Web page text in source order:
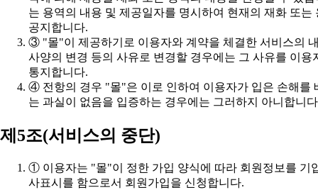
공지합니다.
통지합니다.
는 과실이 없음을 입증하는 경우에는 그러하지 아니합니
제5조(서비스의 중단)
사표시를 함으로서 회원가입을 신청합니다.